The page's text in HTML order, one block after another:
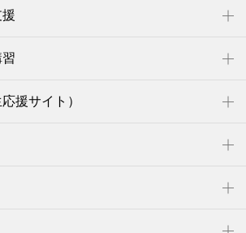
援サイト）